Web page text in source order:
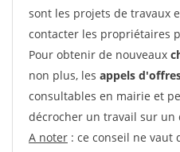
sont les projets de travaux
contacter les propriétaires
Pour obtenir de nouveaux
non plus, les appels
consultables en mairie et
décrocher un travail sur un
A noter : ce conseil ne vaut